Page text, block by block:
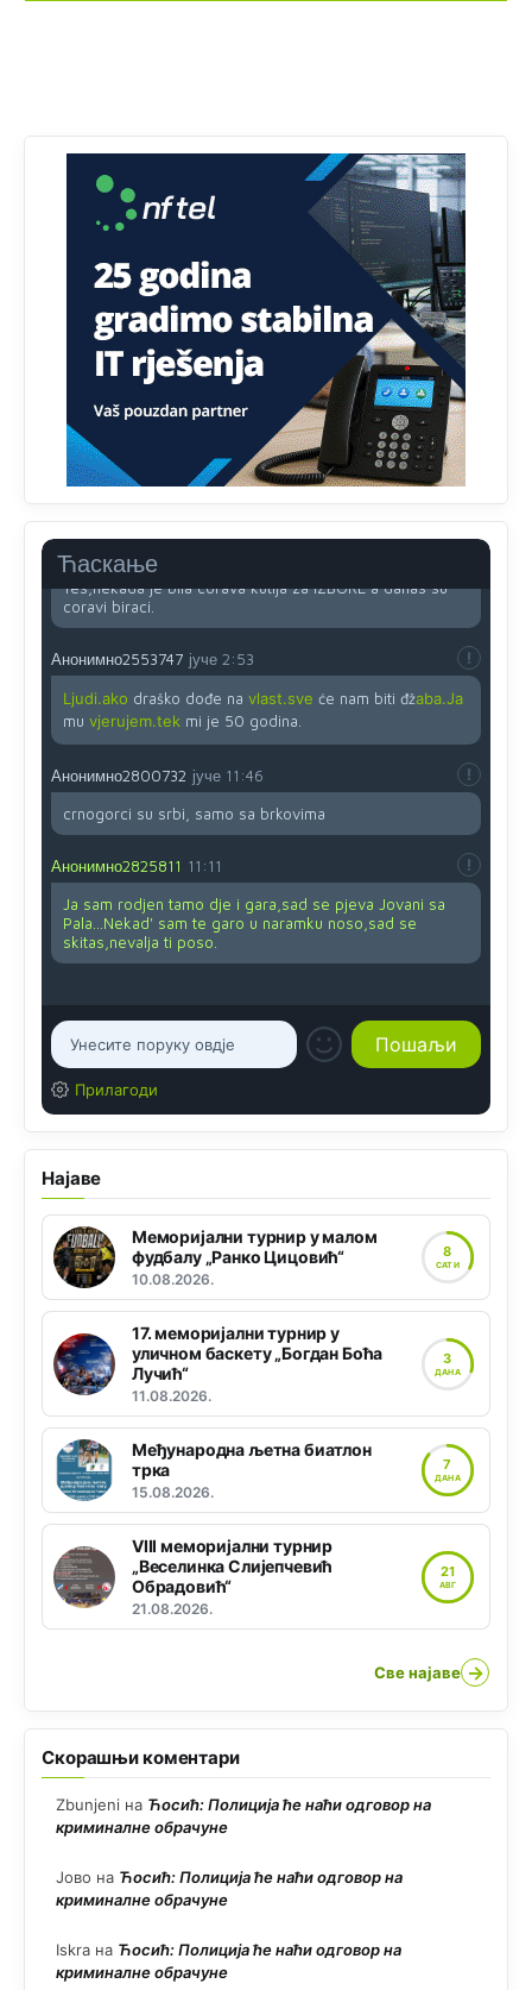
Ћаскање
Najveći dio populacije starije od 65 godina uopšte ne
koristi internet, niti ima pristup računarima
Анонимно2818605 јуче 11:45
Uvođenje pravila da se umjesto dosadašnjeg znaka "X"
(krstića) kružić ispred kandidata mora u potpunosti
obojiti (popuniti) uvedeno je isključivo zbog tehničkih
zahtjeva optičkih skenera.
Анонимно2818605 јуче 11:45
Ovo pravilo jeste unijelo opravdan strah, posebno kada
su u pitanju starije osobe, osobe sa slabijim vidom ili
Yes,nekada je bila corava kutija za IZBORE a danas su
coravi biraci.
Анонимно2553747 јуче 2:53
Ljudi.ako draško dođe na vlast.sve će nam biti đžaba.Ja
mu vjerujem.tek mi je 50 godina.
Анонимно2800732 јуче 11:46
crnogorci su srbi, samo sa brkovima
Анонимно2825811 11:11
Ja sam rodjen tamo dje i gara,sad se pjeva Jovani sa
Pala...Nekad' sam te garo u naramku noso,sad se
skitas,nevalja ti poso.
Прилагоди
Најаве
Меморијални турнир у малом
фудбалу „Ранко Цицовић“
10.08.2026.
8
САТИ
17. меморијални турнир у
уличном баскету „Богдан Боћа
Лучић“
11.08.2026.
3
ДАНА
Међународна љетна биатлон
трка
15.08.2026.
7
ДАНА
VIII меморијални турнир
„Веселинка Слијепчевић
Обрадовић“
21.08.2026.
21
АВГ
Све најаве →
Скорашњи коментари
Zbunjeni на Ћосић: Полиција ће наћи одговор на
криминалне обрачуне
Јово на Ћосић: Полиција ће наћи одговор на
криминалне обрачуне
Iskra на Ћосић: Полиција ће наћи одговор на
криминалне обрачуне